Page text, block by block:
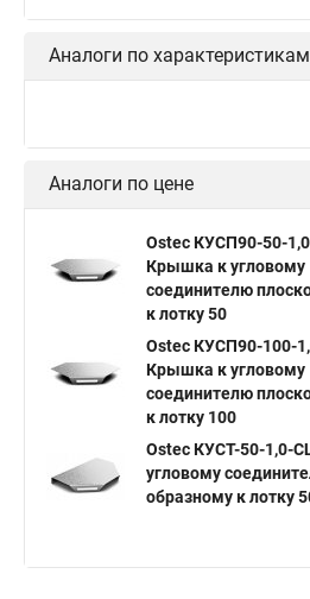
Аналоги по характеристикам
Аналоги по цене
Ostec КУСП90-50-
Крышка к угловому
соединителю
к лотку 50
Ostec КУСП90-100-
Крышка к угловому
соединителю
к лотку 100
Ostec КУСТ-50-1,0-
угловому
образному к лотку